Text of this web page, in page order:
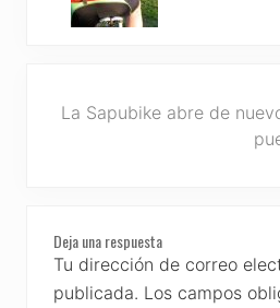
La Sapubike abre de
Reader
Interactions
Deja una respuesta
Tu dirección de correo
publicada. Los campos